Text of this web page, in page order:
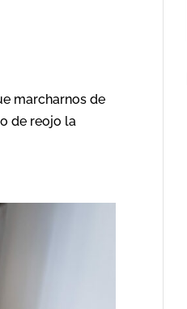
marcharnos de
de reojo la